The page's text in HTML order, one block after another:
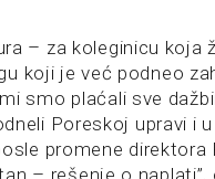
– za koleginicu koja
koji je već podneo
smo plaćali sve
Poreskoj upravi i
promene